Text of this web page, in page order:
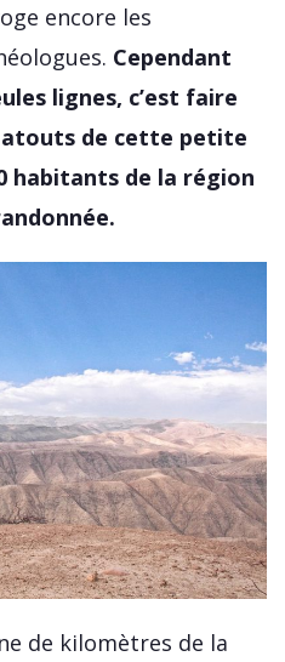
encore les
Cependant
lignes, c’est faire
atouts de cette petite
habitants de la région
de kilomètres de la